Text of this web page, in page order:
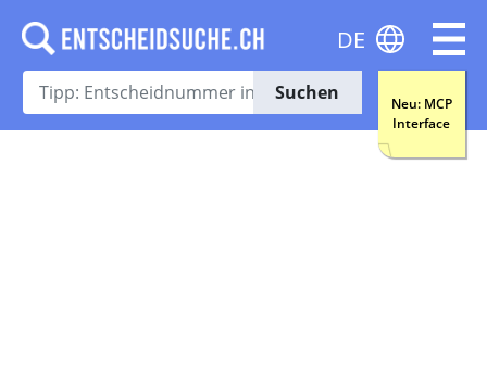
Suchen
Neu: MCP
Interface
DE